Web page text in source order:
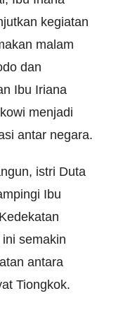
kegiatan
malam
dan
Ibu Iriana
menjadi
antar negara.
istri Duta
Ibu
semakin
antara
Tiongkok.